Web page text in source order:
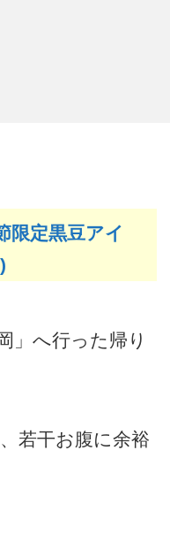
限定黒豆アイ
」へ行った帰り
若干お腹に余裕